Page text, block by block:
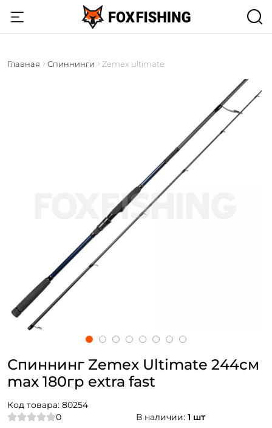
Главная Спиннинги Zemex ultimate
Спиннинг Zemex Ultimate 244см
max 180гр extra fast
Код товара: 80254
0
В наличии: 1 шт